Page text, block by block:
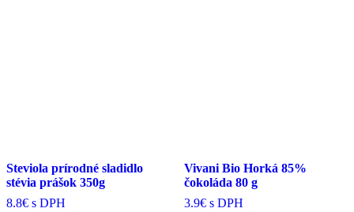
Steviola prírodné sladidlo
stévia prášok 350g
8.8€ s DPH
Vivani Bio Horká 85%
čokoláda 80 g
3.9€ s DPH